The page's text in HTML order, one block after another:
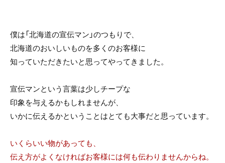
僕は「北海道の宣伝マン」のつもりで、
北海道のおいしいものを多くのお客様に
知っていただきたいと思ってやってきました。
宣伝マンという言葉は少しチープな
印象を与えるかもしれませんが、
いかに伝えるかということはとても大事だと思っています。
いくらいい物があっても、
伝え方がよくなければお客様には何も伝わりませんからね。